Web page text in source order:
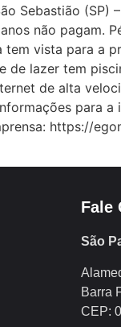
Sebastião (SP)
não pagam.
vista para a
de lazer tem
de alta
para a
https://
Fale
São
Barra
CEP: